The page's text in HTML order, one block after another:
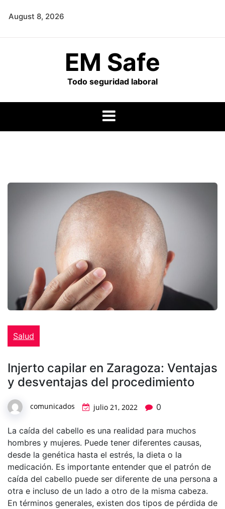
August 8, 2026
EM Safe
Todo seguridad laboral
Salud
Injerto capilar en Zaragoza: Ventajas
y desventajas del procedimiento
comunicados julio 21, 2022 0
La caída del cabello es una realidad para muchos
hombres y mujeres. Puede tener diferentes causas,
desde la genética hasta el estrés, la dieta o la
medicación. Es importante entender que el patrón de
caída del cabello puede ser diferente de una persona a
otra e incluso de un lado a otro de la misma cabeza.
En términos generales, existen dos tipos de pérdida de